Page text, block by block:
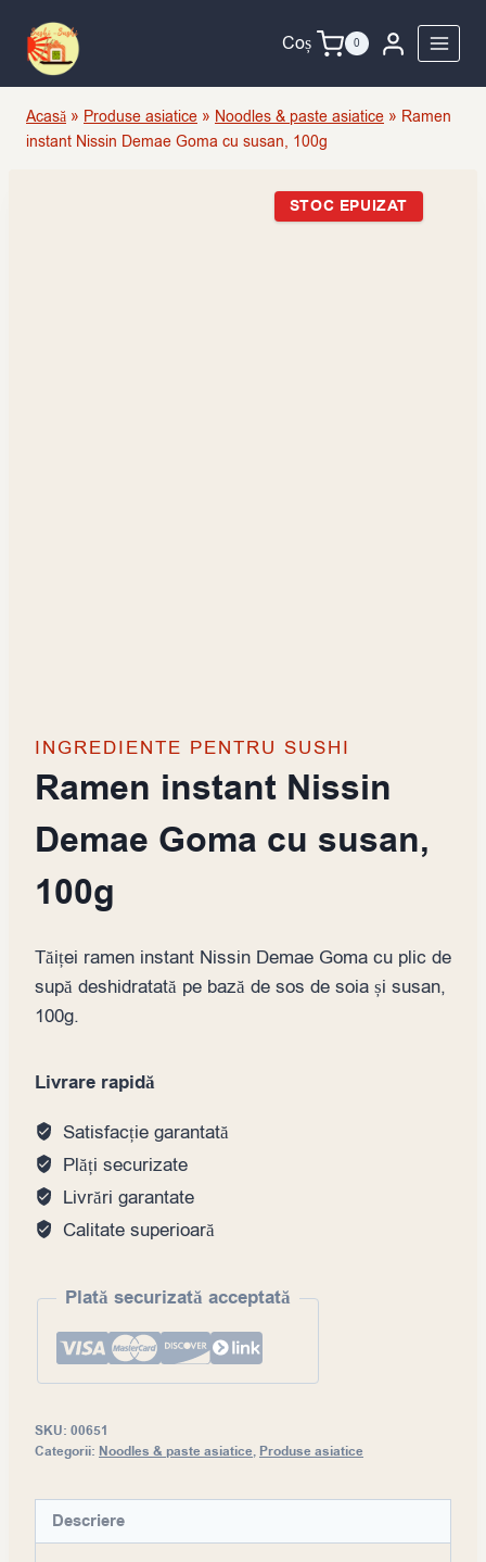
content
Coș 0
Acasă » Produse asiatice » Noodles & paste asiatice » Ramen
instant Nissin Demae Goma cu susan, 100g
STOC EPUIZAT
INGREDIENTE PENTRU SUSHI
Ramen instant Nissin
Demae Goma cu susan,
100g
Tăiței ramen instant Nissin Demae Goma cu plic de
supă deshidratată pe bază de sos de soia și susan,
100g.
Livrare rapidă
Satisfacție garantată
Plăți securizate
Livrări garantate
Calitate superioară
Plată securizată acceptată
SKU: 00651
Categorii: Noodles & paste asiatice, Produse asiatice
Descriere